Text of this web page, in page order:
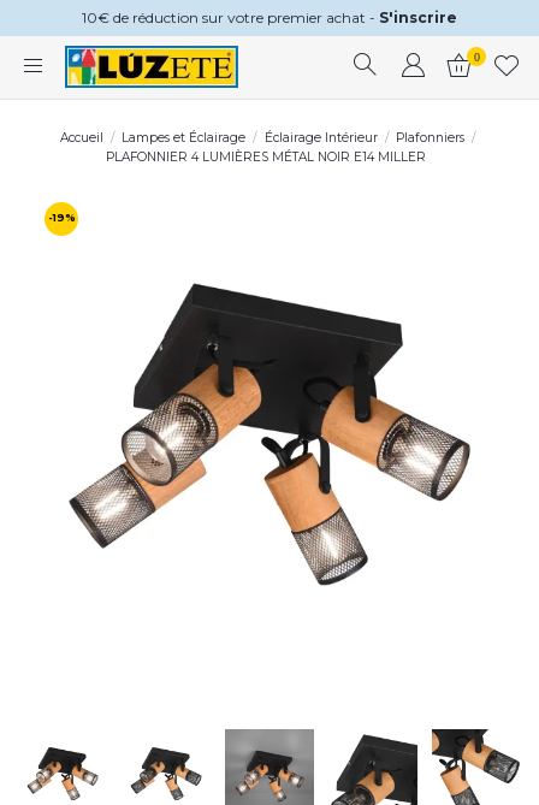
10€ de réduction sur votre premier achat - S'inscrire
0
Accueil Lampes et Éclairage Éclairage Intérieur
Plafonniers
PLAFONNIER 4 LUMIÈRES MÉTAL NOIR E14 MILLER
-19%